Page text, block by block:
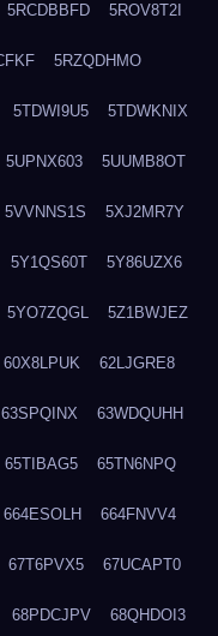
5RCDBBFD 5ROV8T2I
5RZQDHMO
5TDWI9U5 5TDWKNIX
5UPNX603 5UUMB8OT
5VVNNS1S 5XJ2MR7Y
5Y1QS60T 5Y86UZX6
5YO7ZQGL 5Z1BWJEZ
60X8LPUK 62LJGRE8
63SPQINX 63WDQUHH
65TIBAG5 65TN6NPQ
664ESOLH 664FNVV4
67T6PVX5 67UCAPT0
68PDCJPV 68QHDOI3